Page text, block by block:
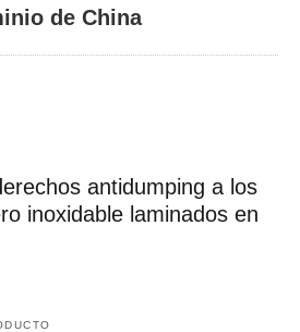
de China
antidumping a los
inoxidable laminados en